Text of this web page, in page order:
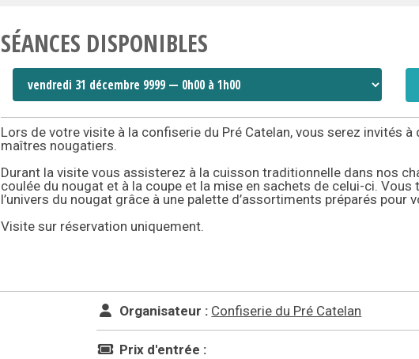
SÉANCES DISPONIBLES
Lors de votre visite à la confiserie du Pré Catelan, vous serez invités
maîtres nougatiers.
Durant la visite vous assisterez à la cuisson traditionnelle dans nos
coulée du nougat et à la coupe et la mise en sachets de celui-ci.
l’univers du nougat grâce à une palette d’assortiments préparés pour
Visite sur réservation uniquement.
Organisateur : Confiserie du Pré Catelan
Prix d'entrée :